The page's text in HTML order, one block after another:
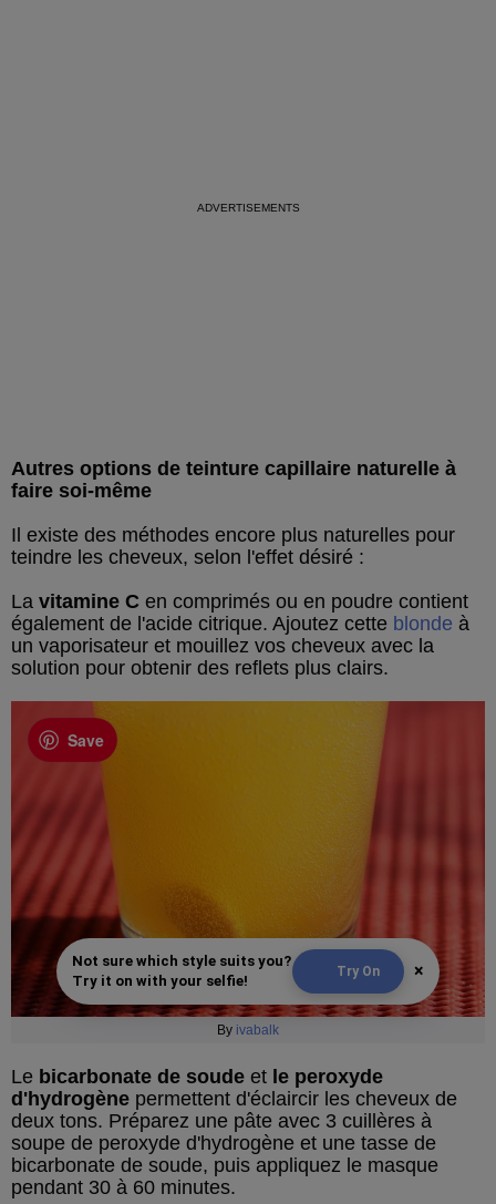
Autres options de teinture capillaire naturelle à
faire soi-même
Il existe des méthodes encore plus naturelles pour
teindre les cheveux, selon l'effet désiré :
La vitamine C en comprimés ou en poudre contient
également de l'acide citrique. Ajoutez cette blonde à
un vaporisateur et mouillez vos cheveux avec la
solution pour obtenir des reflets plus clairs.
Save
Not sure which style suits you?
Try it on with your selfie!
Try On ×
By ivabalk
Le bicarbonate de soude et le peroxyde
d'hydrogène permettent d'éclaircir les cheveux de
deux tons. Préparez une pâte avec 3 cuillères à
soupe de peroxyde d'hydrogène et une tasse de
bicarbonate de soude, puis appliquez le masque
pendant 30 à 60 minutes.